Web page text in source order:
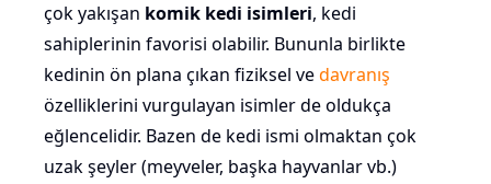
çok yakışan komik kedi isimleri, kedi
sahiplerinin favorisi olabilir. Bununla birlikte
kedinin ön plana çıkan fiziksel vedavranış
özelliklerini vurgulayan isimler de oldukça
eğlencelidir. Bazen de kedi ismi olmaktan çok
uzak şeyler (meyveler, başka hayvanlar vb.)